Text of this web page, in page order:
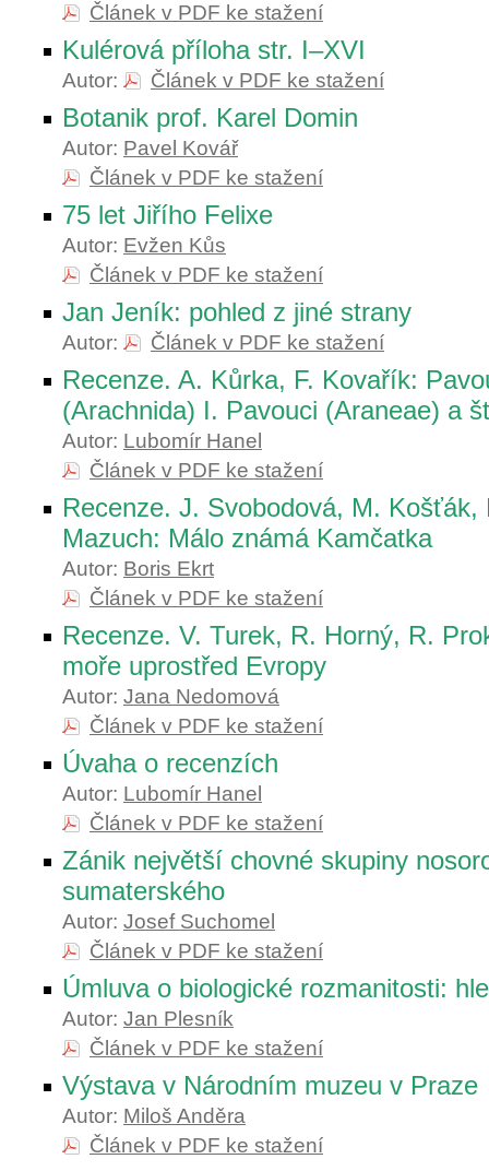
Článek v PDF ke stažení
Kulérová příloha str. I–XVI
Autor: Článek v PDF ke stažení
Botanik prof. Karel Domin
Autor: Pavel Kovář
Článek v PDF ke stažení
75 let Jiřího Felixe
Autor: Evžen Kůs
Článek v PDF ke stažení
Jan Jeník: pohled z jiné strany
Autor: Článek v PDF ke stažení
Recenze. A. Kůrka, F. Kovařík:
(Arachnida) I. Pavouci (Araneae) a
Autor: Lubomír Hanel
Článek v PDF ke stažení
Recenze. J. Svobodová, M. Košťák,
Mazuch: Málo známá Kamčatka
Autor: Boris Ekrt
Článek v PDF ke stažení
Recenze. V. Turek, R. Horný, R.
moře uprostřed Evropy
Autor: Jana Nedomová
Článek v PDF ke stažení
Úvaha o recenzích
Autor: Lubomír Hanel
Článek v PDF ke stažení
Zánik největší chovné skupiny
sumaterského
Autor: Josef Suchomel
Článek v PDF ke stažení
Úmluva o biologické rozmanitosti:
Autor: Jan Plesník
Článek v PDF ke stažení
Výstava v Národním muzeu v Praze
Autor: Miloš Anděra
Článek v PDF ke stažení